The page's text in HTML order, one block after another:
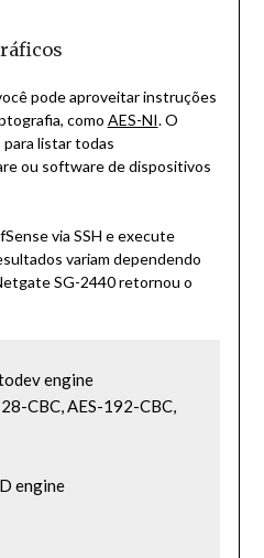
pode aproveitar instruções
como AES-NI. O
para listar todas
ou software de dispositivos
via SSH e execute
variam dependendo
SG-2440 retornou o
engine
CBC, AES-192-CBC,
engine